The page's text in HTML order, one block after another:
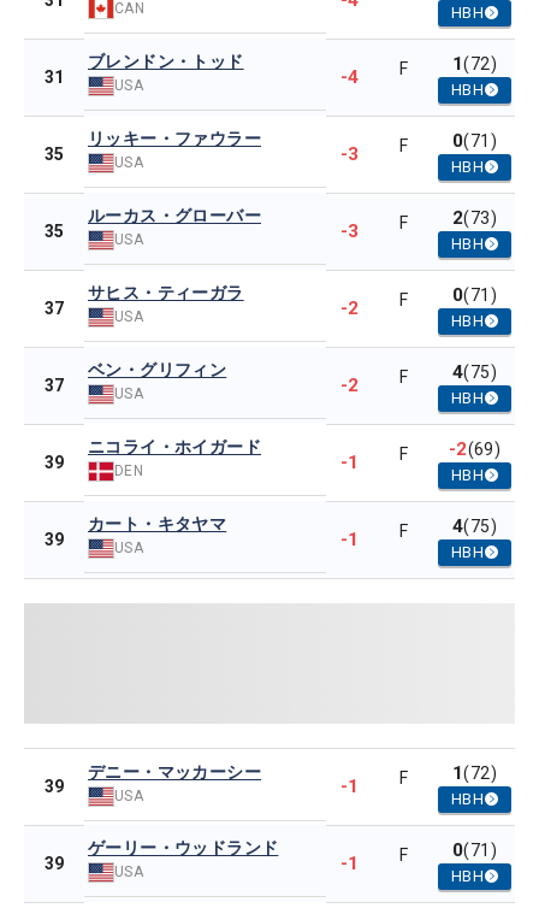
CAN HBH
31
ブレンドン・トッド
USA -4 F 1(72)
HBH
35
リッキー・ファウラー
USA -3 F 0(71)
HBH
35
ルーカス・グローバー
USA -3 F 2(73)
HBH
37
サヒス・ティーガラ
USA -2 F 0(71)
HBH
37
ベン・グリフィン
USA -2 F 4(75)
HBH
39
ニコライ・ホイガード
DEN -1 F -2(69)
HBH
39
カート・キタヤマ
USA -1 F 4(75)
HBH
39
デニー・マッカーシー
USA -1 F 1(72)
HBH
39
ゲーリー・ウッドランド
USA -1 F 0(71)
HBH